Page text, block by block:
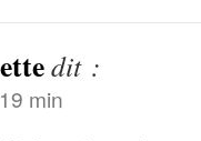
dit :
min